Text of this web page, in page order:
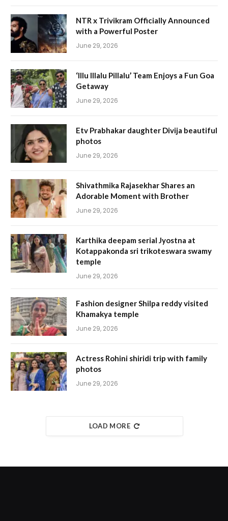
NTR x Trivikram Officially Announced
with a Powerful Poster
June 29, 2026
‘Illu Illalu Pillalu’ Team Enjoys a Fun Goa
Getaway
June 29, 2026
Etv Prabhakar daughter Divija beautiful
photos
June 29, 2026
Shivathmika Rajasekhar Shares an
Adorable Moment with Brother
June 29, 2026
Karthika deepam serial Jyostna at
Kotappakonda sri trikoteswara swamy
temple
June 29, 2026
Fashion designer Shilpa reddy visited
Khamakya temple
June 29, 2026
Actress Rohini shiridi trip with family
photos
June 29, 2026
LOAD MORE